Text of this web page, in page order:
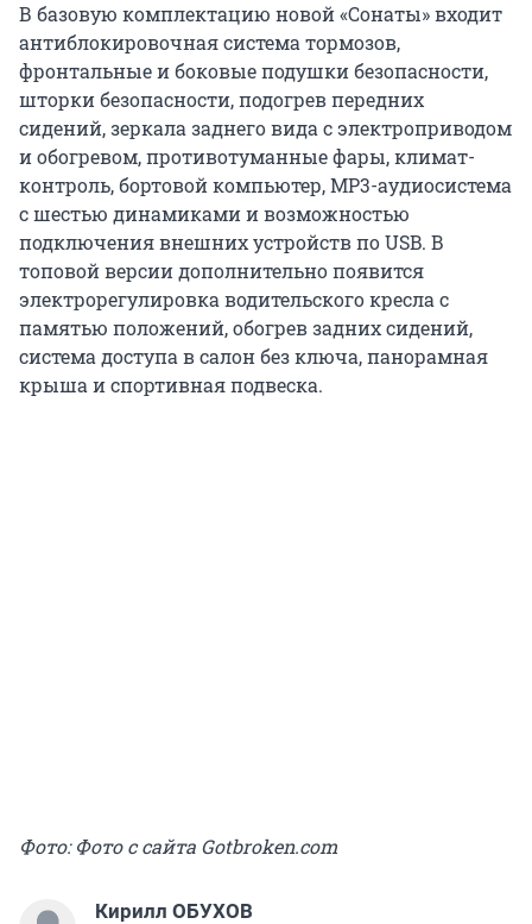
В базовую комплектацию новой «Сонаты» входит
антиблокировочная система тормозов,
фронтальные и боковые подушки безопасности,
шторки безопасности, подогрев передних
сидений, зеркала заднего вида с электроприводом
и обогревом, противотуманные фары, климат-
контроль, бортовой компьютер, MP3-аудиосистема
с шестью динамиками и возможностью
подключения внешних устройств по USB. В
топовой версии дополнительно появится
электрорегулировка водительского кресла с
памятью положений, обогрев задних сидений,
система доступа в салон без ключа, панорамная
крыша и спортивная подвеска.
Фото: Фото с сайта Gotbroken.com
Кирилл ОБУХОВ